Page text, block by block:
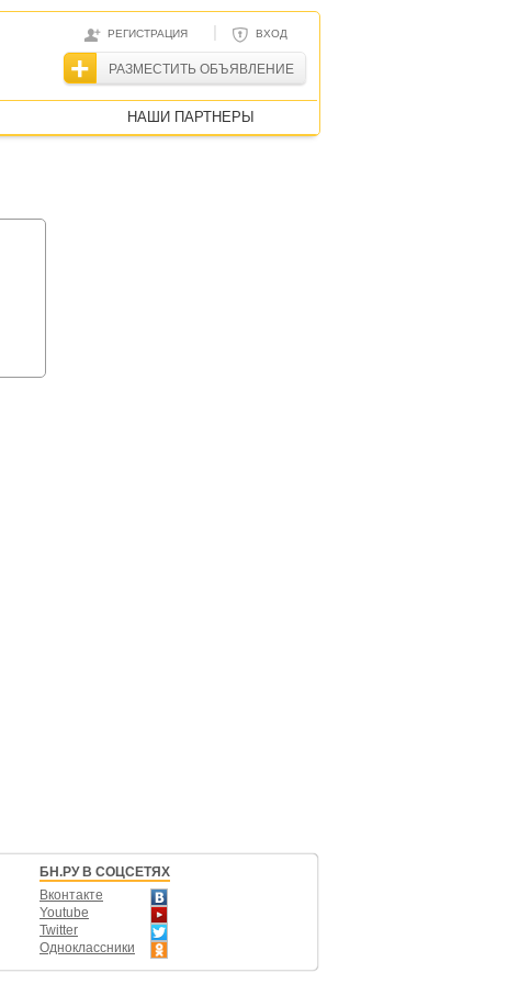
РЕГИСТРАЦИЯ | ВХОД
РАЗМЕСТИТЬ ОБЪЯВЛЕНИЕ
НАШИ ПАРТНЕРЫ
БН.РУ В СОЦСЕТЯХ
Вконтакте
Youtube
Twitter
Одноклассники